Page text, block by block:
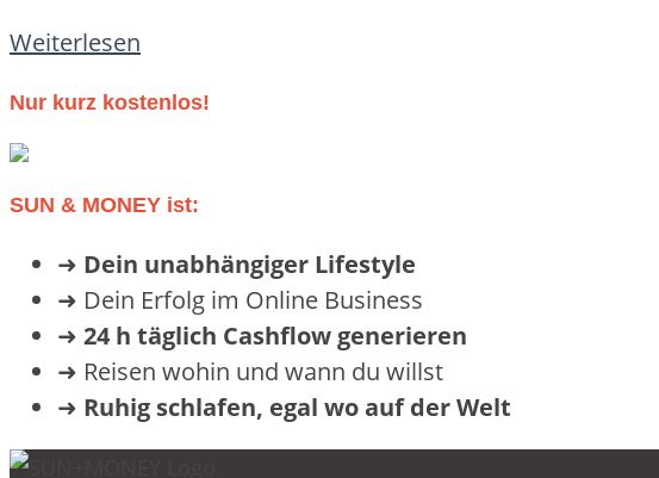
"Das
Online
Business?
ist
es."
Weiterlesen
Nur kurz kostenlos!
SUN & MONEY ist:
➜ Dein unabhängiger Lifestyle
➜ Dein Erfolg im Online Business
➜ 24 h täglich Cashflow generieren
➜ Reisen wohin und wann du willst
➜ Ruhig schlafen, egal wo auf der Welt